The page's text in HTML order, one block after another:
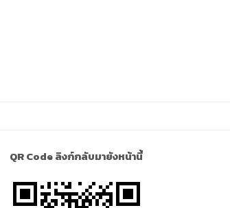
QR Code ลิงก์กลับมายังหน้านี้